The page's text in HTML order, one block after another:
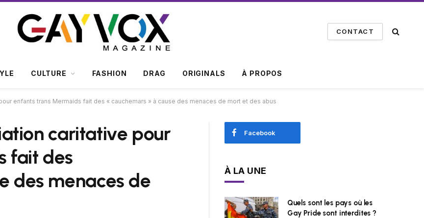
CONTACT
CULTURE FASHION DRAG ORIGINALS À PROPOS
enfants trans Mermaids fait des « cauchemars » à cause des menaces de mort et des abus
caritative pour
fait des
des menaces de
Facebook
À LA UNE
Quels sont les pays où les
Gay Pride sont interdites ?